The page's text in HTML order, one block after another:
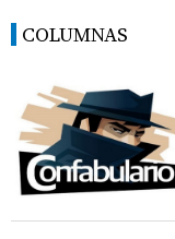
COLUMNAS